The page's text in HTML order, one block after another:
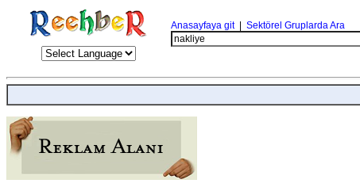
Anasayfaya git| Sektörel Gruplarda Ara